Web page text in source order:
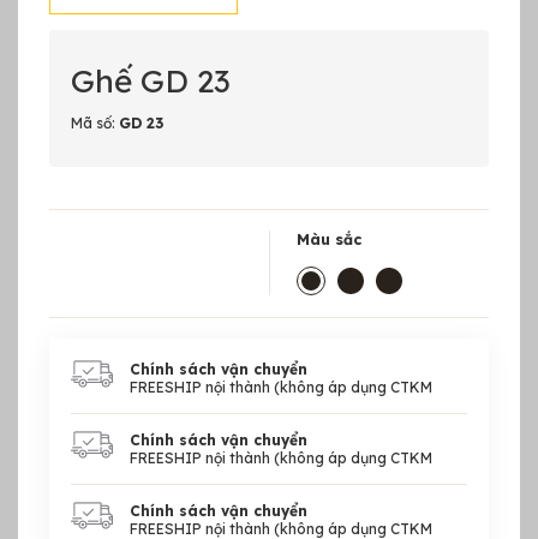
Ghế GD 23
Mã số: GD 23
Màu sắc
Chính sách vận chuyển
FREESHIP nội thành (không áp dụng CTKM
Chính sách vận chuyển
FREESHIP nội thành (không áp dụng CTKM
Chính sách vận chuyển
FREESHIP nội thành (không áp dụng CTKM